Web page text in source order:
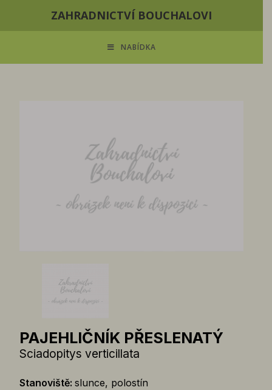
ZAHRADNICTVÍ BOUCHALOVI
NABÍDKA
PAJEHLIČNÍK PŘESLENATÝ
Sciadopitys verticillata
Stanoviště: slunce, polostín